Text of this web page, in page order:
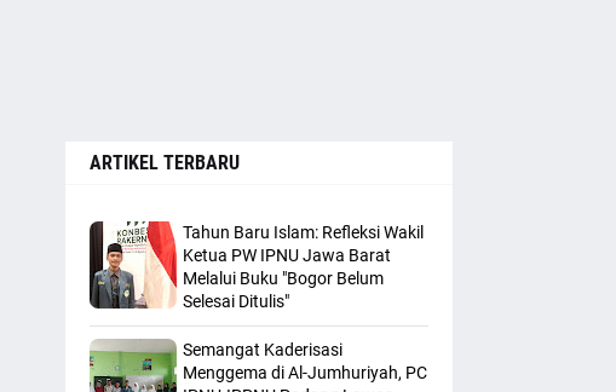
ARTIKEL TERBARU
Tahun Baru Islam: Refleksi Wakil
Ketua PW IPNU Jawa Barat
Melalui Buku "Bogor Belum
Selesai Ditulis"
Semangat Kaderisasi
Menggema di Al-Jumhuriyah, PC